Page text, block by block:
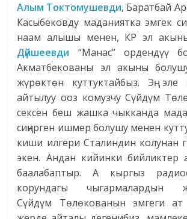
Алым Токтомушевди, Баратбай
Касыбековду маданиятка эмгек
наам алышы менен, КР эл
Дүйшеевди “Манас” ордендүү
Акматбекованы эл акыны
жүрөктөн куттуктайбыз. Эң эле
айтылуу ооз комузчу Сүйдүм
сексен беш жашка чыкканда
сиңирген ишмер болушу менен
киши илгери Сталиндин колунан
экен. Андан кийинки бийликтер
баалабаптыр. А кыргыз
корундагы чыгармалардын
Сүйдүм Төлөкованын эмгеги ат